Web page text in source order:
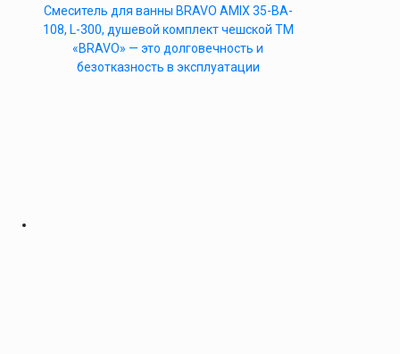
Cмеситель для ванны BRAVO AMIX 35-BA-
108, L-300, душевой комплект чешской ТМ
«BRAVO» — это долговечность и
безотказность в эксплуатации